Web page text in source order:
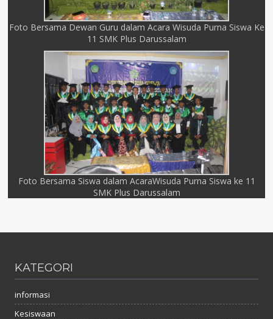
Foto Bersama Dewan Guru dalam Acara Wisuda Purna Siswa Ke
11 SMK Plus Darussalam
Foto Bersama Siswa dalam AcaraWisuda Purna Siswa ke 11
SMK Plus Darussalam
KATEGORI
informasi
Kesiswaan